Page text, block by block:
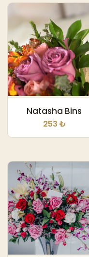
Natasha Bins
253 ₺